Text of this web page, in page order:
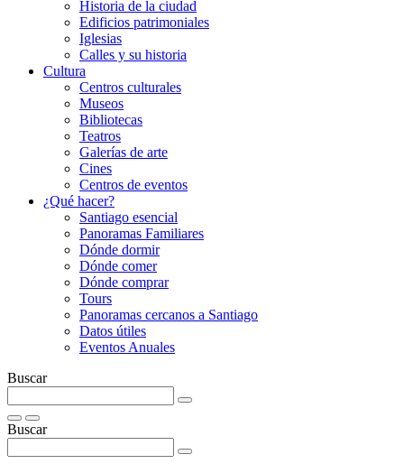
Historia de la ciudad
Edificios patrimoniales
Iglesias
Calles y su historia
Cultura
Centros culturales
Museos
Bibliotecas
Teatros
Galerí­as de arte
Cines
Centros de eventos
¿Qué hacer?
Santiago esencial
Panoramas Familiares
Dónde dormir
Dónde comer
Dónde comprar
Tours
Panoramas cercanos a Santiago
Datos útiles
Eventos Anuales
Buscar
Buscar